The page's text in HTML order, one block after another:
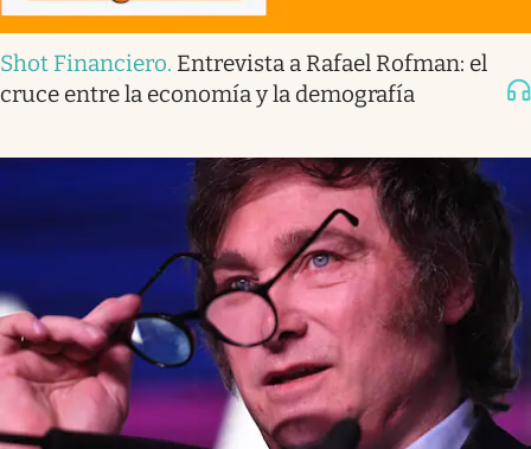
Shot Financiero. Entrevista a Rafael Rofman: el
cruce entre la economía y la demografía